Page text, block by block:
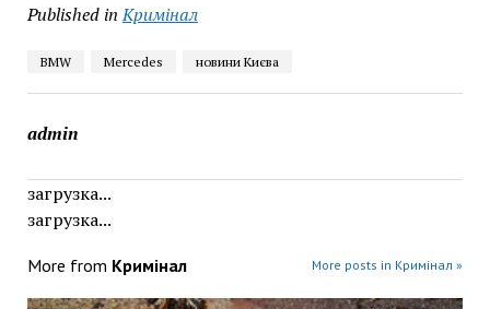
Published in Кримінал
BMW Mercedes новини Києва
admin
загрузка...
загрузка...
More from Кримінал More posts in Кримінал »